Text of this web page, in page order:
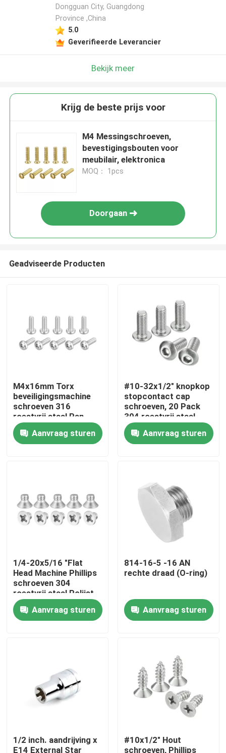
Producten
video's
Fabriekstocht
Kwaliteitscontrole
Nieuws
metalen cnc-bewerkte onderdelen
Dongguan City, Guangdong
Province ,China
5.0
Geverifieerde Leverancier
Bekijk meer
Krijg de beste prijs voor
M4 Messingschroeven,
bevestigingsbouten voor
meubilair, elektronica
MOQ： 1pcs
Doorgaan
Geadviseerde Producten
M4x16mm Torx
beveiligingsmachine
schroeven 316
roestvrij staal Pan
hoofd Tamper proof
schroef
bevestigingsstukken
Aanvraag sturen
#10-32x1/2" knopkop
stopcontact cap
schroeven, 20 Pack
304 roestvrij staal
schroeven
Aanvraag sturen
1/4-20x5/16 "Flat
Head Machine Phillips
schroeven 304
roestvrij staal Polijst
25 Pack
Aanvraag sturen
814-16-5 -16 AN
rechte draad (O-ring)
Aanvraag sturen
1/2 inch. aandrijving x
E14 External Star
#10x1/2" Hout
schroeven, Phillips